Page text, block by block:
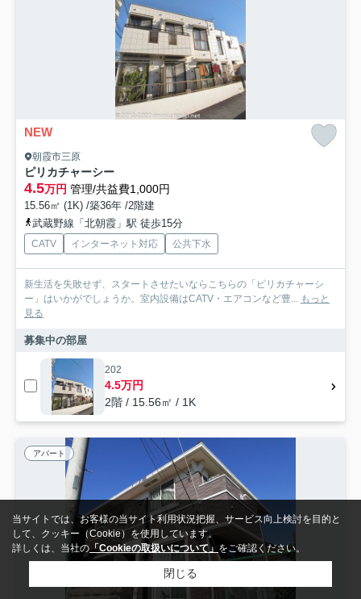
NEW
朝霞市三原
ピリカチャーシー
4.5万円 管理/共益費1,000円
15.56㎡ (1K) /築36年 /2階建
武蔵野線「北朝霞」駅 徒歩15分
CATV インターネット対応 公共下水
新生活を失敗せず、スタートさせたいならこちらの「ピリカチャーシ
ー」はいかがでしょうか。室内設備はCATV・エアコンなど豊...
もっと
見る
募集中の部屋
202
4.5万円
2階 / 15.56㎡ / 1K
アパート
当サイトでは、お客様の当サイト利用状況把握、サービス向上検討を目的と
して、クッキー（Cookie）を使用しています。
詳しくは、当社の「Cookieの取扱いについて」 をご確認ください。
閉じる